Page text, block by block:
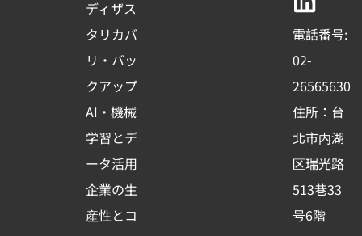
ディザス
タリカバ
リ・バッ
クアップ
AI・機械
学習とデ
ータ活用
企業の生
産性とコ
o
o
k
-
s
q
u
a
r
b
e
d
i
n
電話番号:
02-
26565630
住所：台
北市内湖
区瑞光路
513巷33
号6階